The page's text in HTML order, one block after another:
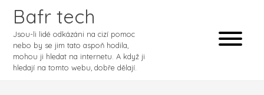
Bafr tech
Jsou-li lidé odkázáni na cizí pomoc
nebo by se jim tato aspoň hodila,
mohou ji hledat na internetu. A když ji
hledají na tomto webu, dobře dělají.